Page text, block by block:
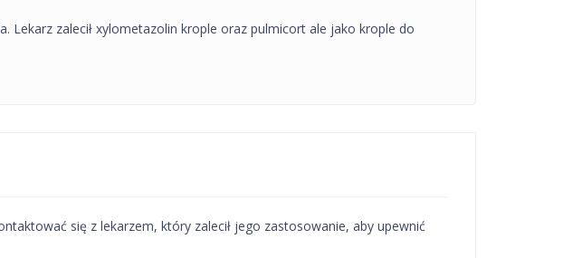
Lekarz zalecił xylometazolin krople oraz pulmicort ale jako krople do
się z lekarzem, który zalecił jego zastosowanie, aby upewnić